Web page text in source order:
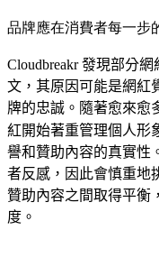
品牌應在消費者每一步
Cloudbreakr 發現部分
文，其原因可能是網紅
牌的忠誠。隨著愈來愈
紅開始著重管理個人形
譽和贊助內容的真實性
者反感，因此會慎重地
贊助內容之間取得平衡
度。